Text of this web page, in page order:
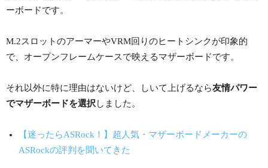
ーボードです。
M.2スロットのアーマーやVRM回りのヒートシンクが印象的
で、オープンフレームケースで映えるマザーボードです。
それ以外に特に理由はないけど、しいて上げるなら友情パワー
でマザーボードを選択 しました。
【迷ったらASRock！】超人気・マザーボードメーカーの
ASRockの評判を聞いてきた